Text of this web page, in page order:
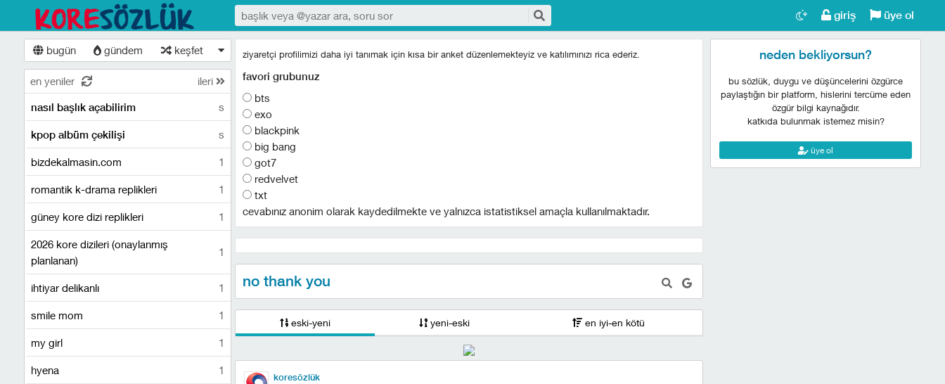
giriş üye ol
bugün gündem keşfet
en yeniler ileri
nasıl başlık açabilirim s
kpop albüm çekilişi s
bizdekalmasin.com 1
romantik k-drama replikleri 1
güney kore dizi replikleri 1
2026 kore dizileri (onaylanmış
planlanan)
1
ihtiyar delikanlı 1
smile mom 1
my girl 1
hyena 1
ziyaretçi profilimizi daha iyi tanımak için kısa bir anket düzenlemekteyiz ve katılımınızı rica ederiz.
favori grubunuz
bts
exo
blackpink
big bang
got7
redvelvet
txt
cevabınız anonim olarak kaydedilmekte ve yalnızca istatistiksel amaçla kullanılmaktadır.
no thank you
eski-yeni yeni-eski en iyi-en kötü
koresözlük
neden bekliyorsun?
bu sözlük, duygu ve düşüncelerini özgürce
paylaştığın bir platform, hislerini tercüme eden
özgür bilgi kaynağıdır.
katkıda bulunmak istemez misin?
üye ol